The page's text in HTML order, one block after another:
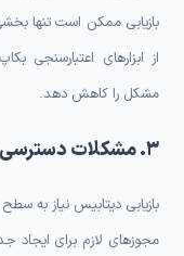
بازیابی ممکن است تنها بخشی از
از ابزارهای اعتبارسنجی
مشکل را کاهش دهد.
بازیابی دیتابیس نیاز به سطح
مجوزهای لازم برای ایجاد